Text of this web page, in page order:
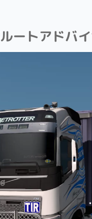
ートアドバ